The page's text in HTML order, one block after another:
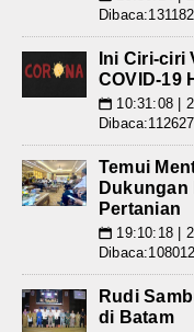
Ini Ciri-ciri
COVID-19
📅 10:31:08 |
Temui
Dukungan
Pertanian
📅 19:10:18 |
Rudi
di Batam